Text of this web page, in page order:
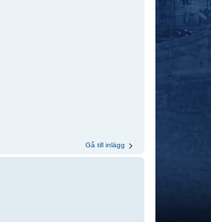
Gå till inlägg